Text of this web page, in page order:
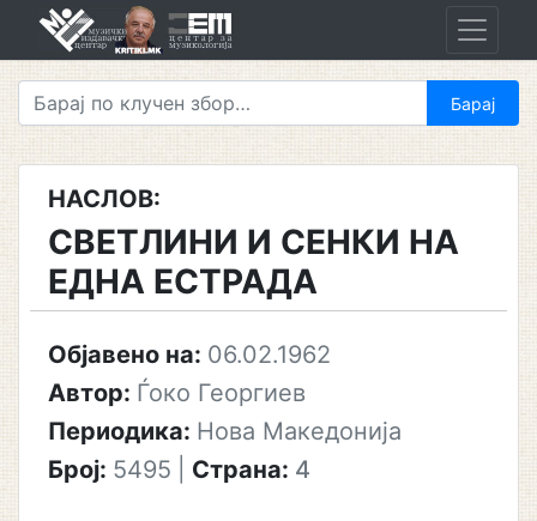
НАСЛОВ:
СВЕТЛИНИ И СЕНКИ НА
ЕДНА ЕСТРАДА
Објавено на: 06.02.1962
Автор: Ѓоко Георгиев
Периодика: Нова Македонија
Број: 5495 Страна: 4